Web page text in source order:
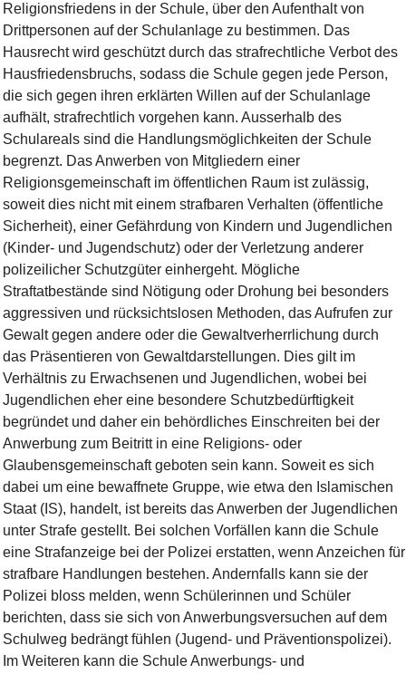
Religionsfriedens in der Schule, über den Aufenthalt von
Drittpersonen auf der Schulanlage zu bestimmen. Das
Hausrecht wird geschützt durch das strafrechtliche Verbot des
Hausfriedensbruchs, sodass die Schule gegen jede Person,
die sich gegen ihren erklärten Willen auf der Schulanlage
aufhält, strafrechtlich vorgehen kann. Ausserhalb des
Schulareals sind die Handlungsmöglichkeiten der Schule
begrenzt. Das Anwerben von Mitgliedern einer
Religionsgemeinschaft im öffentlichen Raum ist zulässig,
soweit dies nicht mit einem strafbaren Verhalten (öffentliche
Sicherheit), einer Gefährdung von Kindern und Jugendlichen
(Kinder- und Jugendschutz) oder der Verletzung anderer
polizeilicher Schutzgüter einhergeht. Mögliche
Straftatbestände sind Nötigung oder Drohung bei besonders
aggressiven und rücksichtslosen Methoden, das Aufrufen zur
Gewalt gegen andere oder die Gewaltverherrlichung durch
das Präsentieren von Gewaltdarstellungen. Dies gilt im
Verhältnis zu Erwachsenen und Jugendlichen, wobei bei
Jugendlichen eher eine besondere Schutzbedürftigkeit
begründet und daher ein behördliches Einschreiten bei der
Anwerbung zum Beitritt in eine Religions- oder
Glaubensgemeinschaft geboten sein kann. Soweit es sich
dabei um eine bewaffnete Gruppe, wie etwa den Islamischen
Staat (IS), handelt, ist bereits das Anwerben der Jugendlichen
unter Strafe gestellt. Bei solchen Vorfällen kann die Schule
eine Strafanzeige bei der Polizei erstatten, wenn Anzeichen für
strafbare Handlungen bestehen. Andernfalls kann sie der
Polizei bloss melden, wenn Schülerinnen und Schüler
berichten, dass sie sich von Anwerbungsversuchen auf dem
Schulweg bedrängt fühlen (Jugend- und Präventionspolizei).
Im Weiteren kann die Schule Anwerbungs- und